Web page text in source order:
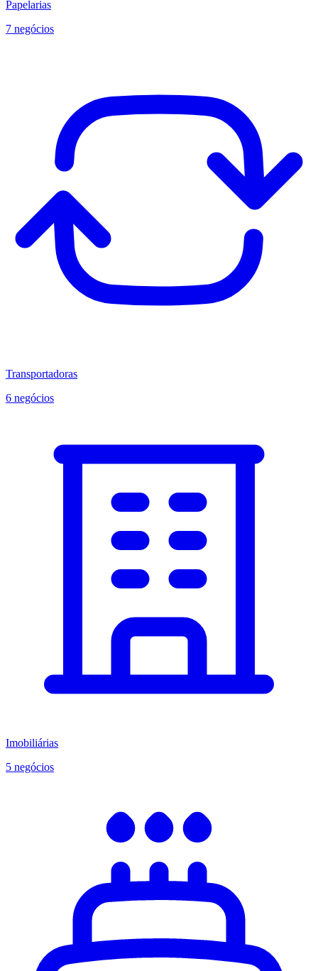
Papelarias
7 negócios
Transportadoras
6 negócios
Imobiliárias
5 negócios